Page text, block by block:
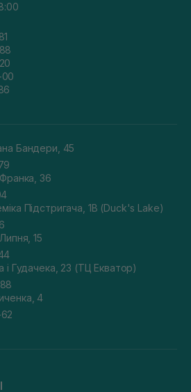
Бандери, 45
Франка, 36
Підстригача, 1В (Duck's Lake)
15
і Гудачека, 23 (ТЦ Екватор)
4